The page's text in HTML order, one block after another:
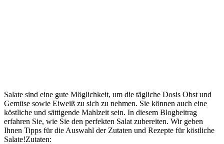
Salate sind eine gute Möglichkeit, um die tägliche Dosis Obst und
Gemüse sowie Eiweiß zu sich zu nehmen. Sie können auch eine
köstliche und sättigende Mahlzeit sein. In diesem Blogbeitrag
erfahren Sie, wie Sie den perfekten Salat zubereiten. Wir geben
Ihnen Tipps für die Auswahl der Zutaten und Rezepte für köstliche
Salate!Zutaten: